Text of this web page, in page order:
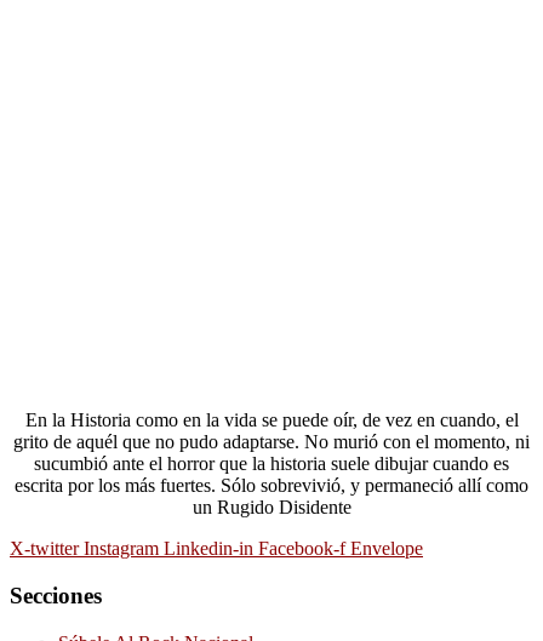
En la Historia como en la vida se puede oír, de vez en cuando, el
grito de aquél que no pudo adaptarse. No murió con el momento, ni
sucumbió ante el horror que la historia suele dibujar cuando es
escrita por los más fuertes. Sólo sobrevivió, y permaneció allí como
un Rugido Disidente
X-twitter Instagram Linkedin-in Facebook-f Envelope
Secciones